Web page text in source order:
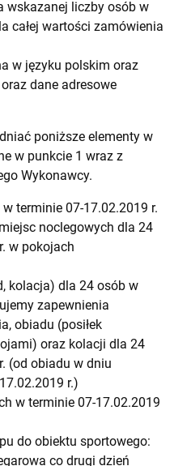
wskazanej liczby osób w
całej wartości zamówienia
w języku polskim oraz
dane adresowe
poniższe elementy w
w punkcie 1 wraz z
Wykonawcy.
terminie 07-17.02.2019 r.
noclegowych dla 24
w pokojach
kolacja) dla 24 osób w
zapewnienia
obiadu (posiłek
oraz kolacji dla 24
(od obiadu w dniu
r.)
w terminie 07-17.02.2019
do obiektu sportowego:
co drugi dzień